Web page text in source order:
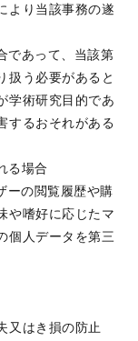
より当該事務の遂
であって、当該第
扱う必要があると
学術研究目的であ
するおそれがある
る場合
ーの閲覧履歴や購
や嗜好に応じたマ
個人データを第三
又はき損の防止